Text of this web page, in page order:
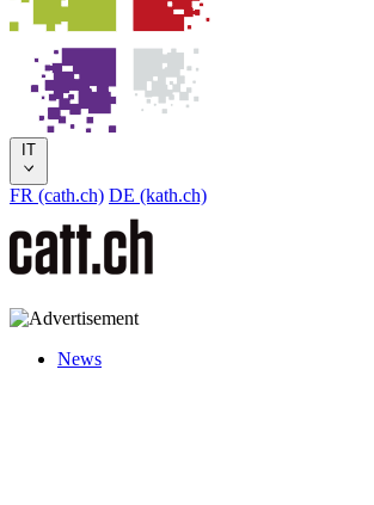
IT
FR (cath.ch) DE (kath.ch)
News